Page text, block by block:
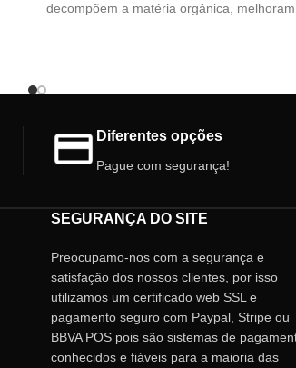
decompõem a matéria orgânica, melhoram
Diferentes opções
Pague com segurança!
SEGURANÇA DO SITE
Preocupamo-nos com a segurança e
satisfação dos nossos clientes, por isso
utilizamos um certificado web SSL e
pagamento seguro com Paypal, Stripe ou
BBVA POS pois são sistemas de
conhecidos e fiáveis ​​para a maioria das